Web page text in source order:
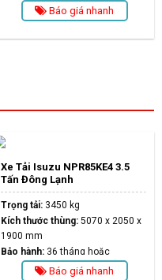
100.000kmBáo giá nhanh
Xe Tải Isuzu NPR85KE4 3.5
Tấn Đông Lạnh
Trọng tải:3450 kg
Kích thước thùng:5070 x 2050 x
1900 mm
Bảo hành: 36 tháng hoặc
100.000kmBáo giá nhanh